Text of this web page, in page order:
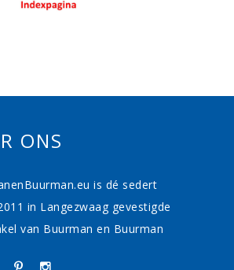
ONS
is dé sedert
in Langezwaag gevestigde
van Buurman en Buurman